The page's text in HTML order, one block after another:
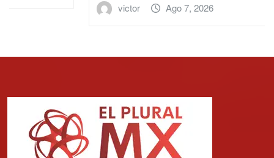
Ago 7, 2026